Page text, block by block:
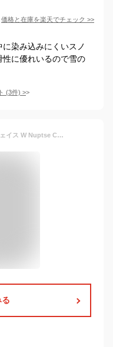
価格と在庫を楽天でチェック >>
染み込みにくいスノ
に優れいるので雪の
(3件) >
THE NORTH FACE ザ・ノース・フェイス W Nuptse Chukka ヌプシ チャッカ NFW02273 レディース シューズ スニーカー K1S D28